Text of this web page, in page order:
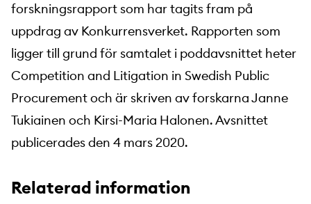
forskningsrapport som har tagits fram på
uppdrag av Konkurrensverket. Rapporten som
ligger till grund för samtalet i poddavsnittet heter
Competition and Litigation in Swedish Public
Procurement och är skriven av forskarna Janne
Tukiainen och Kirsi-Maria Halonen. Avsnittet
publicerades den 4 mars 2020.
Relaterad information